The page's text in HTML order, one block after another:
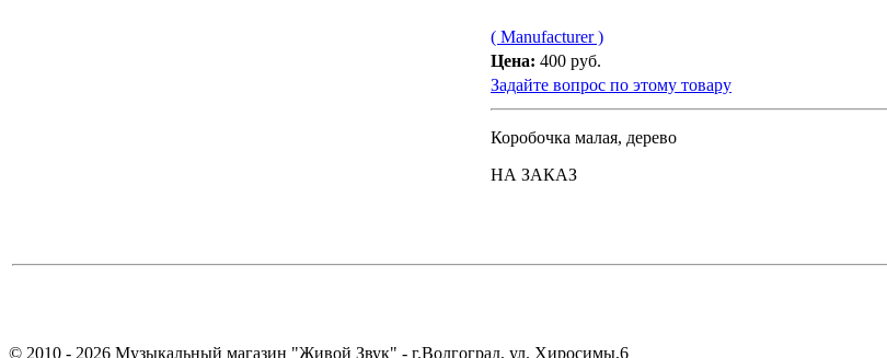
( Manufacturer )
Цена: 400 руб.
Задайте вопрос по этому товару
Коробочка малая, дерево
НА ЗАКАЗ
© 2010 - 2026 Музыкальный магазин "Живой Звук" - г.Волгоград, ул. Хиросимы,6